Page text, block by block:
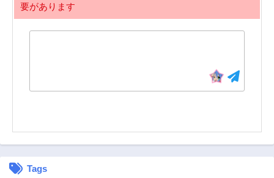
第6.1話
3年前 3年前
第1.2話
要があります
Tags